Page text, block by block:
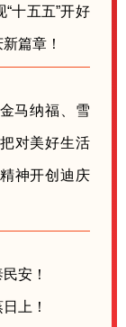
十五五”开好
篇章！
马纳福、雪
对美好生活
神开创迪庆
安！
上！